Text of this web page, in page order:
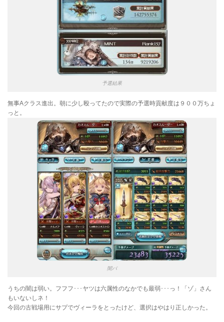
予選結果
無事Aクラス進出。朝に少し殴ってたので実際の予選時貢献度は９００万ちょ
っと。
闇パ
うちの闇は弱い。フフフ･･･ヤツは六属性のなかでも最弱･･･っ！「ゾ」さん
もいないしネ！
今回の古戦場用にサプでヴィーラをとったけど、選択はやはり正しかった。